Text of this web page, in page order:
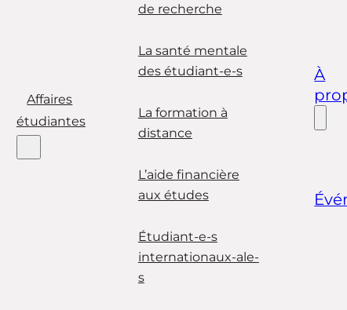
Affaires
étudiantes
de recherche
La santé mentale
des étudiant-e-s
La formation à
distance
L’aide financière
aux études
Étudiant-e-s
internationaux-ale-
s
À